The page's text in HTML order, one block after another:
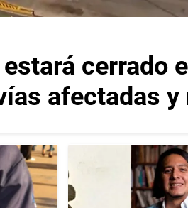
cerrado
afectadas